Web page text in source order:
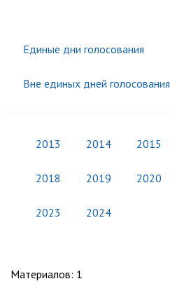
Единые дни голосования
Вне единых дней голосования
2013 2014 2015
2018 2019 2020
2023 2024
Материалов: 1